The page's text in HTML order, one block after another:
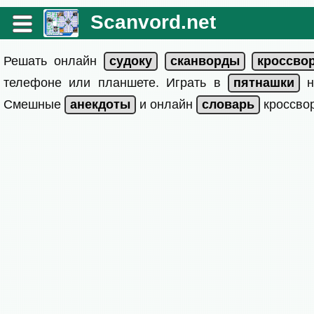
Scanvord.net
Решать онлайн
телефоне или планшете. Играть в
Смешные
и онлайн